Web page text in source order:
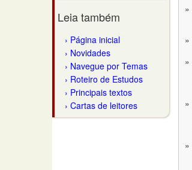
Leia também
Página inicial
Novidades
Navegue por Temas
Roteiro de Estudos
Principais textos
Cartas de leitores